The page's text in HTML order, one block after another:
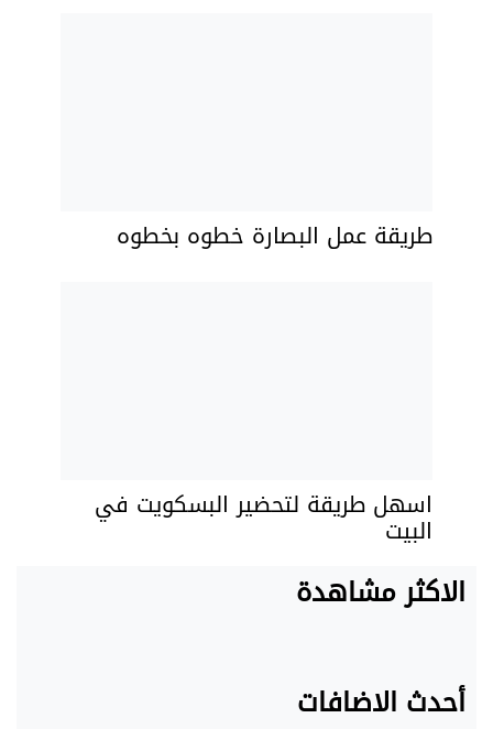
طريقة عمل البصارة خطوه بخطوه
اسهل طريقة لتحضير البسكويت في
البيت
الاكثر مشاهدة
أحدث الاضافات